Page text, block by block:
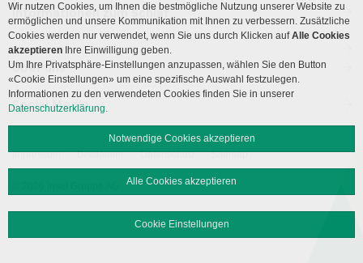
Informationen zum Schlaf
Über uns
Social Media
Impressum Disclaimer Datenschutz Sitemap
Wir nutzen Cookies, um Ihnen die bestmögliche Nutzung unserer Website zu
ermöglichen und unsere Kommunikation mit Ihnen zu verbessern. Zusätzliche
Cookies werden nur verwendet, wenn Sie uns durch Klicken aufAlle Cookies
akzeptieren Ihre Einwilligung geben.
Um Ihre Privatsphäre-Einstellungen anzupassen, wählen Sie den Button
«Cookie Einstellungen» um eine spezifische Auswahl festzulegen.
Informationen zu den verwendeten Cookies finden Sie in unserer
Datenschutzerklärung.
Notwendige Cookies akzeptieren
Alle Cookies akzeptieren
Cookie Einstellungen